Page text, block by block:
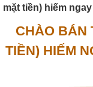
mặt tiền) hiếm
CHÀO BÁN
TIỀN) HIẾM